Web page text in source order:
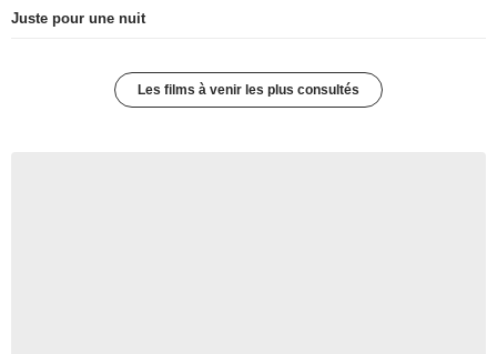
Juste pour une nuit
Les films à venir les plus consultés